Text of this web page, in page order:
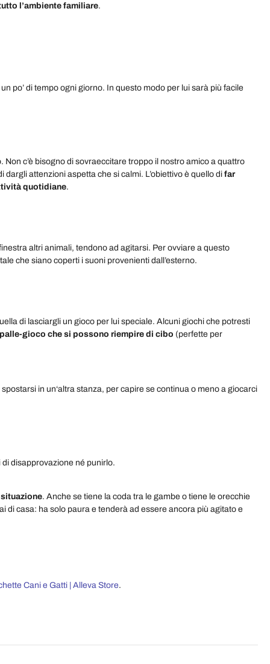
l’ambiente familiare.
po’ di tempo ogni giorno. In questo modo per lui sarà più facile
c’è bisogno di sovraeccitare troppo il nostro amico a quattro
attenzioni aspetta che si calmi. L’obiettivo è quello di far
quotidiane.
altri animali, tendono ad agitarsi. Per ovviare a questo
che siano coperti i suoni provenienti dall’esterno.
di lasciargli un gioco per lui speciale. Alcuni giochi che potresti
palle-gioco che si possono riempire di cibo (perfette per
in un‘altra stanza, per capire se continua o meno a giocarci
disapprovazione né punirlo.
. Anche se tiene la coda tra le gambe o tiene le orecchie
di casa: ha solo paura e tenderà ad essere ancora più agitato e
Cani e Gatti | Alleva Store.